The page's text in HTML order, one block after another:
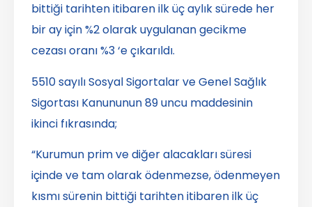
bittiği tarihten itibaren ilk üç aylık sürede her
bir ay için %2 olarak uygulanan gecikme
cezası oranı %3 ‘e çıkarıldı.
5510 sayılı Sosyal Sigortalar ve Genel Sağlık
Sigortası Kanununun 89 uncu maddesinin
ikinci fıkrasında;
“Kurumun prim ve diğer alacakları süresi
içinde ve tam olarak ödenmezse, ödenmeyen
kısmı sürenin bittiği tarihten itibaren ilk üç